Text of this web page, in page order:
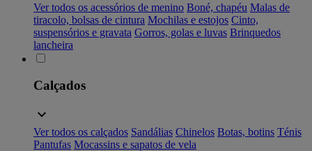
Ver todos os acessórios de menino Boné, chapéu Malas de
tiracolo, bolsas de cintura Mochilas e estojos Cinto,
suspensórios e gravata Gorros, golas e luvas Brinquedos
lancheira
Calçados
Ver todos os calçados Sandálias Chinelos Botas, botins Ténis
Pantufas Mocassins e sapatos de vela